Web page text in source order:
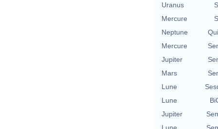
Uranus
Mercure
Neptune
Mercure
Jupiter
Mars
Lune
Lune
Jupiter
Lune